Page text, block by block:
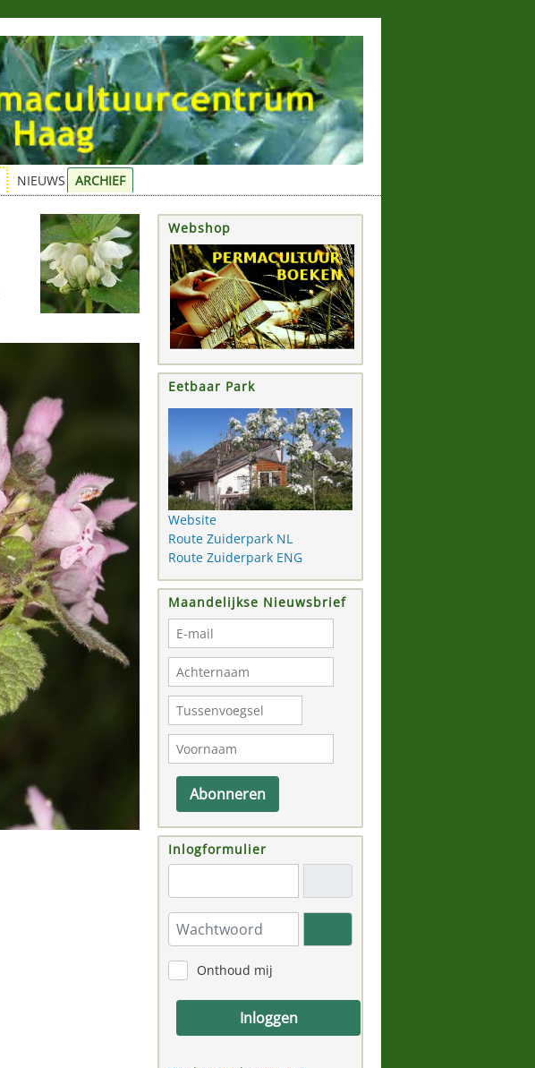
NIEUWS ARCHIEF
Webshop
Eetbaar Park
Website
Route Zuiderpark NL
Route Zuiderpark ENG
Maandelijkse Nieuwsbrief
Abonneren
Inlogformulier
"Email adres"
Wachtwoord
Toon wachtwoord
Onthoud mij
Inloggen